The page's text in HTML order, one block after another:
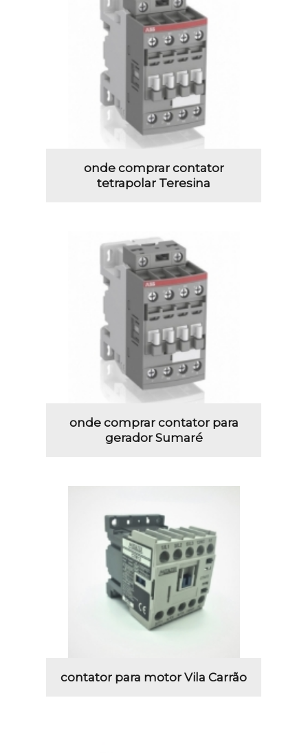
onde comprar contator
tetrapolar Teresina
onde comprar contator para
gerador Sumaré
contator para motor Vila Carrão